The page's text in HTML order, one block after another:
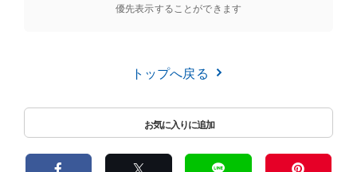
優先表示することができます
トップへ戻る